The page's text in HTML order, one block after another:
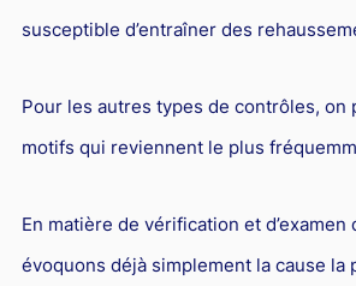
susceptible d’entraîner des
Pour les autres types de contrôles, on
motifs qui reviennent le plus
En matière de vérification et d’examen
évoquons déjà simplement la cause la